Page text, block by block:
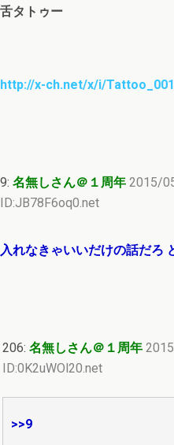
舌タトゥー
http://x-ch.net/x/i/
9: 名無しさん＠１周年 2015/
ID:JB78F6oq0.net
入れなきゃいいだけの話だろ
206: 名無しさん＠１周年
ID:0K2uWOl20.net
>>9